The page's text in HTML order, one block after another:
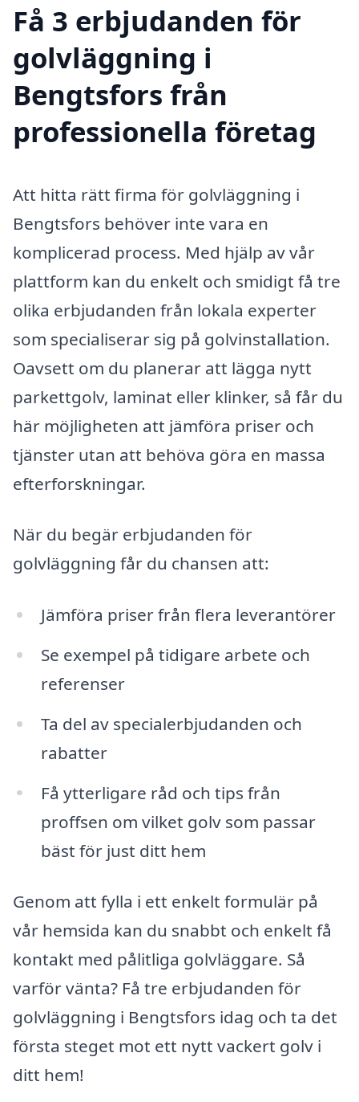
Få 3 erbjudanden för
golvläggning i
Bengtsfors från
professionella företag
Att hitta rätt firma för golvläggning i
Bengtsfors behöver inte vara en
komplicerad process. Med hjälp av vår
plattform kan du enkelt och smidigt få tre
olika erbjudanden från lokala experter
som specialiserar sig på golvinstallation.
Oavsett om du planerar att lägga nytt
parkettgolv, laminat eller klinker, så får du
här möjligheten att jämföra priser och
tjänster utan att behöva göra en massa
efterforskningar.
När du begär erbjudanden för
golvläggning får du chansen att:
Jämföra priser från flera leverantörer
Se exempel på tidigare arbete och
referenser
Ta del av specialerbjudanden och
rabatter
Få ytterligare råd och tips från
proffsen om vilket golv som passar
bäst för just ditt hem
Genom att fylla i ett enkelt formulär på
vår hemsida kan du snabbt och enkelt få
kontakt med pålitliga golvläggare. Så
varför vänta? Få tre erbjudanden för
golvläggning i Bengtsfors idag och ta det
första steget mot ett nytt vackert golv i
ditt hem!